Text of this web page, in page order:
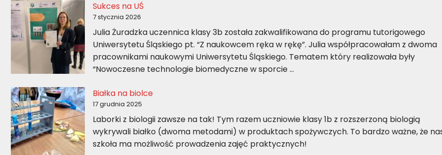
Sukces na UŚ
7 stycznia 2026
Julia Żuradzka uczennica klasy 3b została zakwalifikowana do programu tutorigowego
Uniwersytetu Śląskiego pt. “Z naukowcem ręka w rękę”. Julia współpracowałam z dwoma
pracownikami naukowymi Uniwersytetu Śląskiego. Tematem który realizowała były
“Nowoczesne technologie biomedyczne w sporcie …
Białka na biolce
17 grudnia 2025
Laborki z biologii zawsze na tak! Tym razem uczniowie klasy 1b z rozszerzoną biologią
wykrywali białko (dwoma metodami) w produktach spożywczych. To bardzo ważne, że
szkoła ma możliwość prowadzenia zajęć praktycznych!